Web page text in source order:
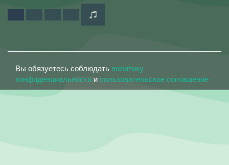
Вы обязуетесь соблюдать политику
конфиденциальности и пользовательское соглашение